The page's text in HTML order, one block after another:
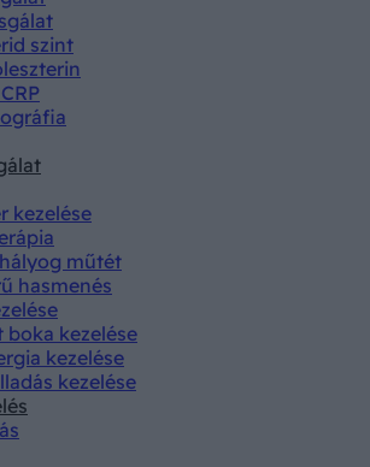
szint
kezelése
műtét
hasmenés
boka kezelése
kezelése
kezelése